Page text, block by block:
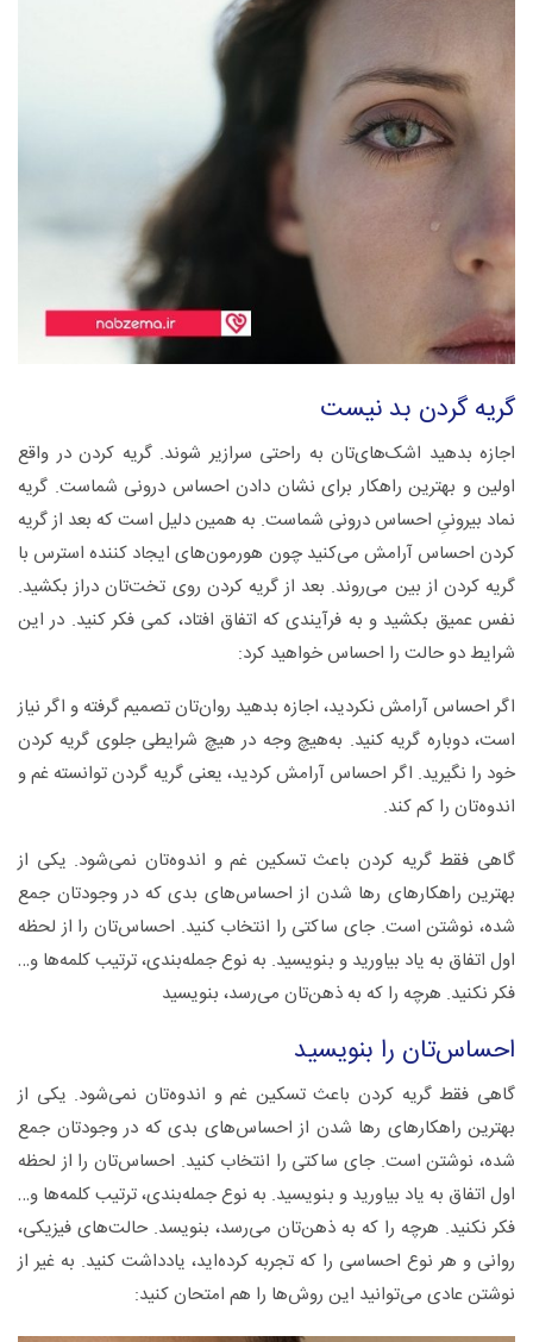
گریه گردن بد نیست
اجازه بدهید اشک‌های‌تان به راحتی سرازیر شوند. گریه کردن در واقع
اولین و بهترین راهکار برای نشان دادن احساس درونی شماست. گریه
نماد بیرونیِ احساس درونی شماست. به همین دلیل است که بعد از گریه
کردن احساس آرامش می‌کنید چون هورمون‌های ایجاد کننده استرس با
گریه کردن از بین می‌روند. بعد از گریه کردن روی تخت‌تان دراز بکشید.
نفس عمیق بکشید و به فرآیندی که اتفاق افتاد، کمی فکر کنید. در این
شرایط دو حالت را احساس خواهید کرد:
‌اگر احساس آرامش نکردید، اجازه بدهید روان‌تان تصمیم گرفته و اگر نیاز
است، دوباره گریه کنید. به‌هیچ وجه در هیچ شرایطی جلوی گریه‌ کردن‌
خود را نگیرید. اگر احساس آرامش کردید، یعنی گریه گردن توانسته غم و
اندوه‌تان را کم کند.
گاهی فقط گریه کردن باعث تسکین غم و اندوه‌تان نمی‌شود. یکی از
بهترین راهکارهای رها شدن از احساس‌های بدی که در وجودتان جمع
شده، نوشتن است. جای ساکتی را انتخاب کنید. احساس‌تان را از لحظه
اول اتفاق به یاد بیاورید و بنویسید. به نوع جمله‌بندی، ترتیب کلمه‌ها و…
فکر نکنید. هرچه را که به ذهن‌تان می‌رسد، بنویسید
احساس‌تان را بنویسید
گاهی فقط گریه کردن باعث تسکین غم و اندوه‌تان نمی‌شود. یکی از
بهترین راهکارهای رها شدن از احساس‌های بدی که در وجودتان جمع
شده، نوشتن است. جای ساکتی را انتخاب کنید. احساس‌تان را از لحظه
اول اتفاق به یاد بیاورید و بنویسید. به نوع جمله‌بندی، ترتیب کلمه‌ها و…
فکر نکنید. هرچه را که به ذهن‌تان می‌رسد، بنویسد. حالت‌های فیزیکی،
روانی و هر نوع احساسی را که تجربه کرده‌اید، یادداشت کنید. به غیر از
نوشتن عادی می‌توانید این روش‌ها را هم امتحان کنید: